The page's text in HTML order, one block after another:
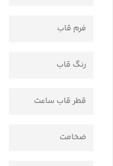
فرم قاب
رنگ قاب
قطر قاب ساعت
ضخامت